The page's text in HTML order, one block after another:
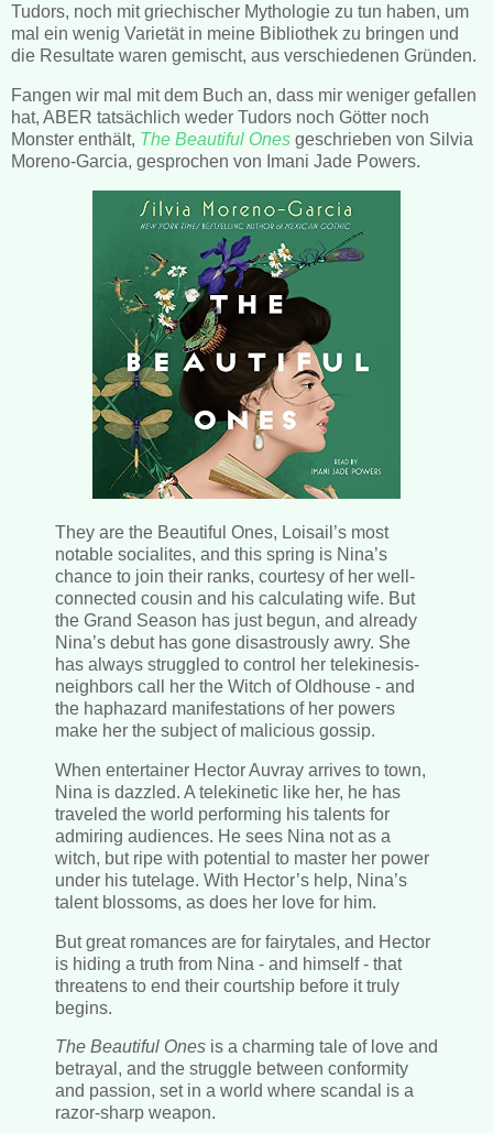
Tudors, noch mit griechischer Mythologie zu tun haben, um
mal ein wenig Varietät in meine Bibliothek zu bringen und
die Resultate waren gemischt, aus verschiedenen Gründen.
Fangen wir mal mit dem Buch an, dass mir weniger gefallen
hat, ABER tatsächlich weder Tudors noch Götter noch
Monster enthält, The Beautiful Ones geschrieben von Silvia
Moreno-Garcia, gesprochen von Imani Jade Powers.
They are the Beautiful Ones, Loisail’s most
notable socialites, and this spring is Nina’s
chance to join their ranks, courtesy of her well-
connected cousin and his calculating wife. But
the Grand Season has just begun, and already
Nina’s debut has gone disastrously awry. She
has always struggled to control her telekinesis-
neighbors call her the Witch of Oldhouse - and
the haphazard manifestations of her powers
make her the subject of malicious gossip.
When entertainer Hector Auvray arrives to town,
Nina is dazzled. A telekinetic like her, he has
traveled the world performing his talents for
admiring audiences. He sees Nina not as a
witch, but ripe with potential to master her power
under his tutelage. With Hector’s help, Nina’s
talent blossoms, as does her love for him.
But great romances are for fairytales, and Hector
is hiding a truth from Nina - and himself - that
threatens to end their courtship before it truly
begins.
The Beautiful Ones is a charming tale of love and
betrayal, and the struggle between conformity
and passion, set in a world where scandal is a
razor-sharp weapon.